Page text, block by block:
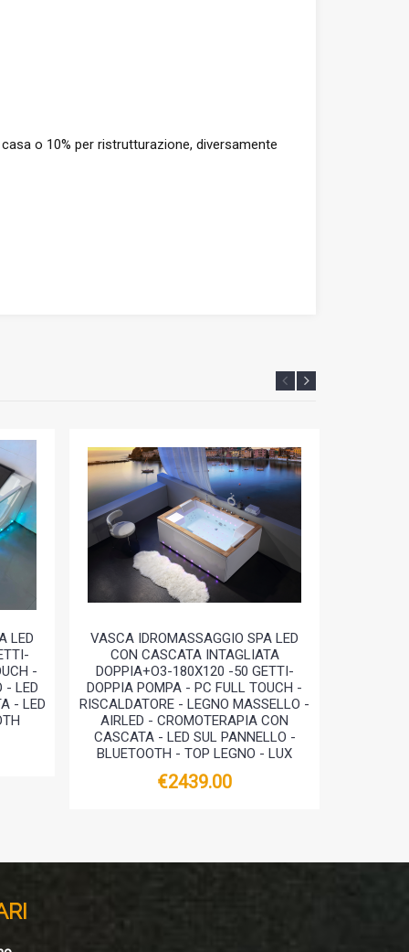
o 10% per ristrutturazione, diversamente
LED
-
- LED
- LED
VASCA IDROMASSAGGIO SPA LED
CON CASCATA INTAGLIATA
DOPPIA+O3-180X120 -50 GETTI-
DOPPIA POMPA - PC FULL TOUCH -
RISCALDATORE - LEGNO MASSELLO -
AIRLED - CROMOTERAPIA CON
CASCATA - LED SUL PANNELLO -
BLUETOOTH - TOP LEGNO - LUX
€2439.00